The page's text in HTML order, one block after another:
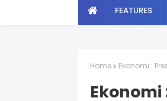
FEATURES
Home Ekonomi :
Ekonomi